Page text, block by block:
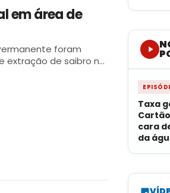
em área de
foram
extração de saibro na
Taxa
cara
da